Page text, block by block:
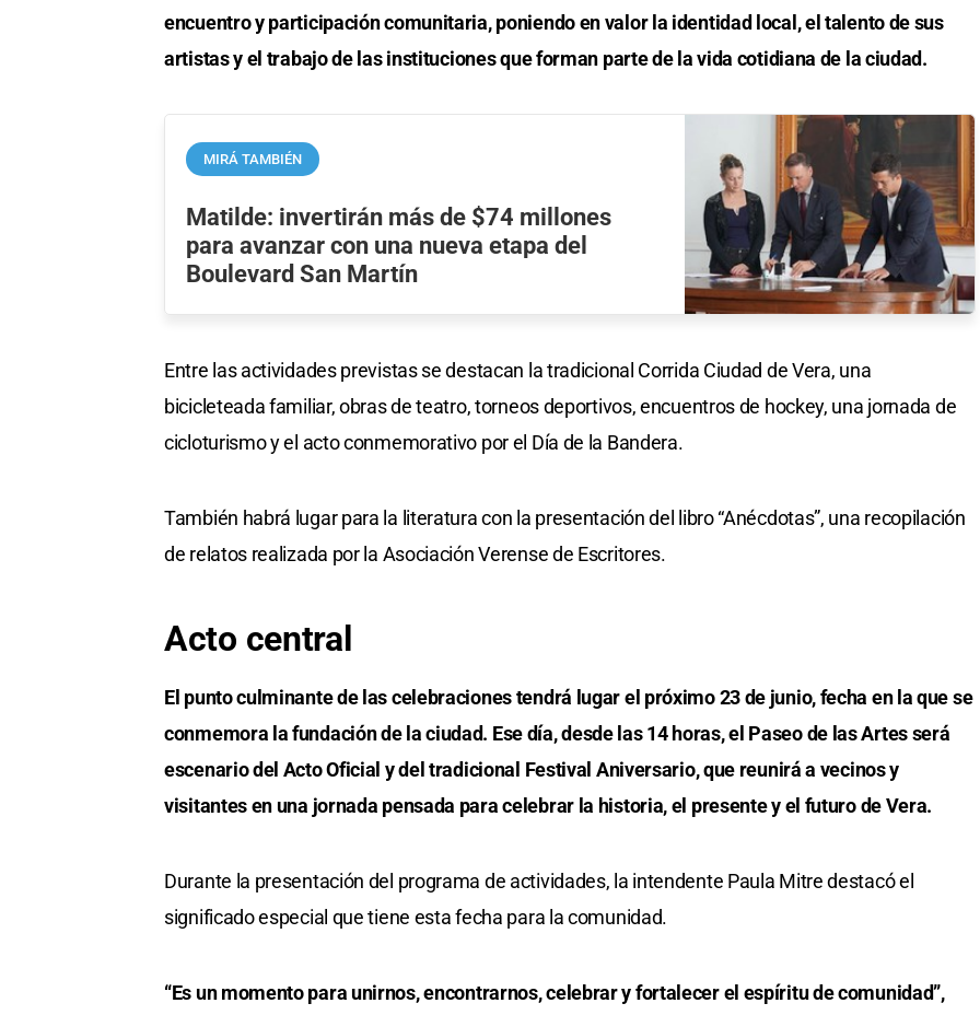
encuentro y participación comunitaria, poniendo en valor la identidad local, el talento de sus
artistas y el trabajo de las instituciones que forman parte de la vida cotidiana de la ciudad.
MIRÁ TAMBIÉN
Matilde: invertirán más de $74 millones
para avanzar con una nueva etapa del
Boulevard San Martín
Entre las actividades previstas se destacan la tradicional Corrida Ciudad de Vera, una
bicicleteada familiar, obras de teatro, torneos deportivos, encuentros de hockey, una jornada de
cicloturismo y el acto conmemorativo por el Día de la Bandera.
También habrá lugar para la literatura con la presentación del libro “Anécdotas”, una recopilación
de relatos realizada por la Asociación Verense de Escritores.
Acto central
El punto culminante de las celebraciones tendrá lugar el próximo 23 de junio, fecha en la que se
conmemora la fundación de la ciudad. Ese día, desde las 14 horas, el Paseo de las Artes será
escenario del Acto Oficial y del tradicional Festival Aniversario, que reunirá a vecinos y
visitantes en una jornada pensada para celebrar la historia, el presente y el futuro de Vera.
Durante la presentación del programa de actividades, la intendente Paula Mitre destacó el
significado especial que tiene esta fecha para la comunidad.
“Es un momento para unirnos, encontrarnos, celebrar y fortalecer el espíritu de comunidad”,